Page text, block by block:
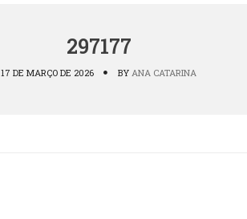
297177
17 DE MARÇO DE 2026 BY ANA CATARINA